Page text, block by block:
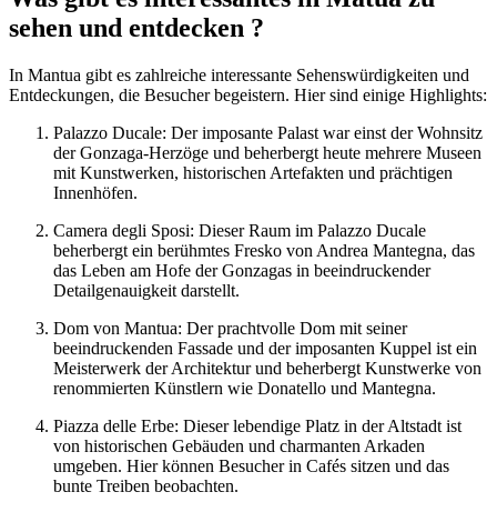
sehen und entdecken ?
In Mantua gibt es zahlreiche interessante Sehenswürdigkeiten und
Entdeckungen, die Besucher begeistern. Hier sind einige Highlights:
Palazzo Ducale: Der imposante Palast war einst der Wohnsitz
der Gonzaga-Herzöge und beherbergt heute mehrere Museen
mit Kunstwerken, historischen Artefakten und prächtigen
Innenhöfen.
Camera degli Sposi: Dieser Raum im Palazzo Ducale
beherbergt ein berühmtes Fresko von Andrea Mantegna, das
das Leben am Hofe der Gonzagas in beeindruckender
Detailgenauigkeit darstellt.
Dom von Mantua: Der prachtvolle Dom mit seiner
beeindruckenden Fassade und der imposanten Kuppel ist ein
Meisterwerk der Architektur und beherbergt Kunstwerke von
renommierten Künstlern wie Donatello und Mantegna.
Piazza delle Erbe: Dieser lebendige Platz in der Altstadt ist
von historischen Gebäuden und charmanten Arkaden
umgeben. Hier können Besucher in Cafés sitzen und das
bunte Treiben beobachten.